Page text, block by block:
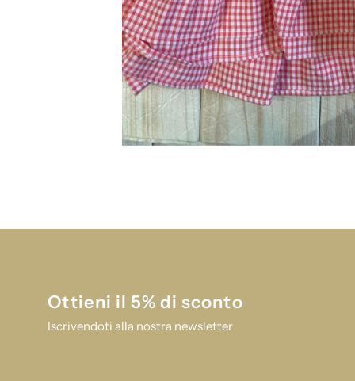
Ottieni il 5% di sconto
Iscrivendoti alla nostra newsletter